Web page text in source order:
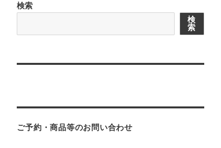
ー
検索
検
索
ご予約・商品等のお問い合わせ